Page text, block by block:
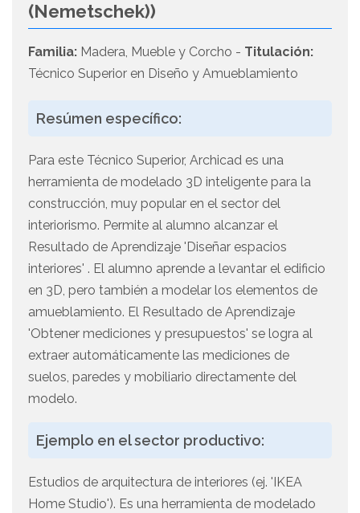
(Nemetschek))
Familia: Madera, Mueble y Corcho - Titulación:
Técnico Superior en Diseño y Amueblamiento
Resúmen específico:
Para este Técnico Superior, Archicad es una
herramienta de modelado 3D inteligente para la
construcción, muy popular en el sector del
interiorismo. Permite al alumno alcanzar el
Resultado de Aprendizaje 'Diseñar espacios
interiores' . El alumno aprende a levantar el edificio
en 3D, pero también a modelar los elementos de
amueblamiento. El Resultado de Aprendizaje
'Obtener mediciones y presupuestos' se logra al
extraer automáticamente las mediciones de
suelos, paredes y mobiliario directamente del
modelo.
Ejemplo en el sector productivo:
Estudios de arquitectura de interiores (ej. 'IKEA
Home Studio'). Es una herramienta de modelado